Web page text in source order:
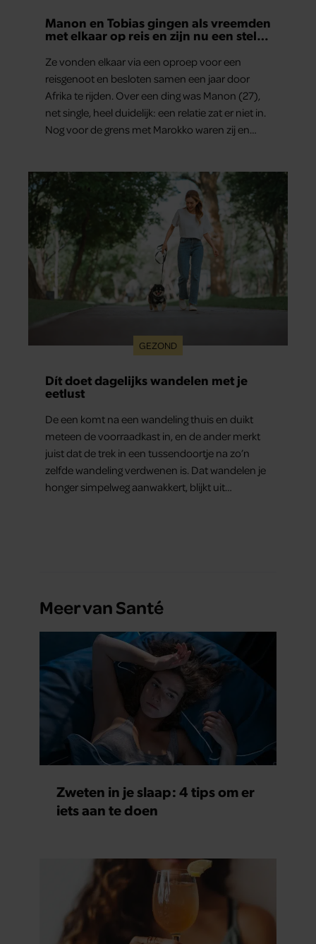
Manon en Tobias gingen als vreemden
met elkaar op reis en zijn nu een stel:
Ze vonden elkaar via een oproep voor een
reisgenoot en besloten samen een jaar door
Afrika te rijden. Over een ding was Manon (27),
net single, heel duidelijk: een relatie zat er niet in.
Nog voor de grens met Marokko waren zij en
zo stellig gezegd: dit wordt niets!”
GEZOND
Dít doet dagelijks wandelen met je
eetlust
De een komt na een wandeling thuis en duikt
meteen de voorraadkast in, en de ander merkt
juist dat de trek in een tussendoortje na zo’n
zelfde wandeling verdwenen is. Dat wandelen je
honger simpelweg aanwakkert, blijkt uit
Meer van Santé
Zweten in je slaap: 4 tips om er
iets aan te doen